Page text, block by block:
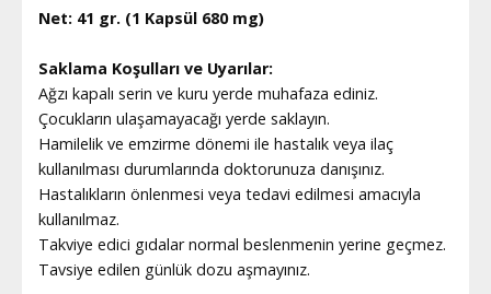
Net: 41 gr. (1 Kapsül 680 mg)
Saklama Koşulları ve Uyarılar:
Ağzı kapalı serin ve kuru yerde muhafaza ediniz.
Çocukların ulaşamayacağı yerde saklayın.
Hamilelik ve emzirme dönemi ile hastalık veya ilaç
kullanılması durumlarında doktorunuza danışınız.
Hastalıkların önlenmesi veya tedavi edilmesi amacıyla
kullanılmaz.
Takviye edici gıdalar normal beslenmenin yerine geçmez.
Tavsiye edilen günlük dozu aşmayınız.